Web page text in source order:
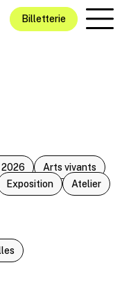
Billetterie
2026
Arts vivants
Exposition
Atelier